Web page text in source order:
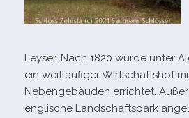
Leyser. Nach 1820 wurde unter
ein weit­läu­fi­ger Wirtschaftshof
Nebengebäuden errich­tet.
eng­li­sche Landschaftspark